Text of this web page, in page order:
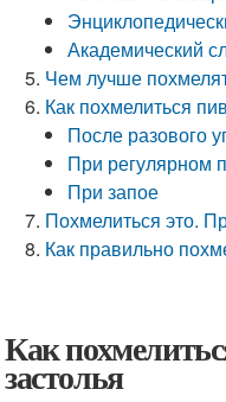
Академический
Чем лучше
Как похмелиться
После разового
При регулярном
При запое
Похмелиться это.
Как правильно
Как
застолья